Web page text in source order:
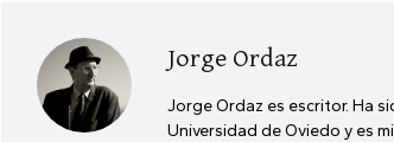
Jorge Ordaz
Jorge Ordaz es escritor. Ha
Universidad de Oviedo y es